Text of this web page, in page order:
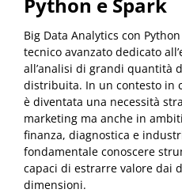
Big Data Analytics con
tecnico avanzato dedicato
all’analisi di grandi quantità
distribuita. In un contesto in
è diventata una necessità
marketing ma anche in
finanza, diagnostica e
fondamentale conoscere
capaci di estrarre valore dai
dimensioni.